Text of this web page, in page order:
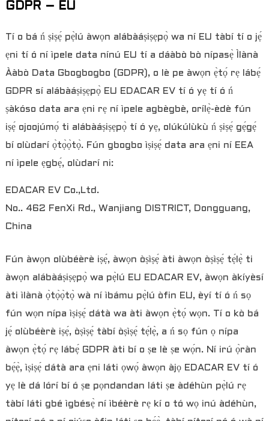
GDPR – EU
Tí o bá ń ṣiṣẹ́ pẹ̀lú àwọn alábàáṣiṣẹpọ̀ wa ní EU tàbí tí o jẹ́
ẹni tí ó ní ìpele data nínú EU tí a dáàbò bò nípasẹ̀ Ìlànà
Ààbò Data Gbogbogbo (GDPR), o lè pe àwọn ẹ̀tọ́ rẹ lábẹ́
GDPR sí alábàáṣiṣẹpọ̀ EU EDACAR EV tí ó yẹ tí ó ń
ṣàkóso data ara ẹni rẹ ní ìpele agbègbè, orílẹ̀-èdè fún
iṣẹ́ ojoojúmọ́ ti alábàáṣiṣẹpọ̀ tí ó yẹ, olúkúlùkù ń ṣiṣẹ́ gẹ́gẹ́
bí olùdarí ọ̀tọ̀ọ̀tọ̀. Fún gbogbo ìṣiṣẹ́ data ara ẹni ní EEA
ní ìpele ẹgbẹ́, olùdarí ni:
EDACAR EV Co.,Ltd.
No.. 462 FenXi Rd., Wanjiang DISTRICT, Dongguang,
China
Fún àwọn olùbéèrè iṣẹ́, àwọn òṣìṣẹ́ àti àwọn òṣìṣẹ́ tẹ́lẹ̀ ti
àwọn alábàáṣiṣẹpọ̀ wa pẹ̀lú EU EDACAR EV, àwọn àkíyèsí
àti ìlànà ọ̀tọ̀ọ̀tọ̀ wà ní ìbámu pẹ̀lú òfin EU, èyí tí ó ń sọ
fún wọn nípa ìṣiṣẹ́ dátà wa àti àwọn ẹ̀tọ́ wọn. Tí o kò bá
jẹ́ olùbéèrè iṣẹ́, òṣìṣẹ́ tàbí òṣìṣẹ́ tẹ́lẹ̀, a ń sọ fún ọ nípa
àwọn ẹ̀tọ́ rẹ lábẹ́ GDPR àti bí o ṣe lè ṣe wọ́n. Ní irú ọ̀ràn
bẹ́ẹ̀, ìṣiṣẹ́ dátà ara ẹni láti ọwọ́ àwọn àjọ EDACAR EV tí ó
yẹ lè dá lórí bí ó ṣe pọndandan láti ṣe àdéhùn pẹ̀lú rẹ
tàbí láti gbé ìgbésẹ̀ ní ìbéèrè rẹ kí o tó wọ inú àdéhùn,